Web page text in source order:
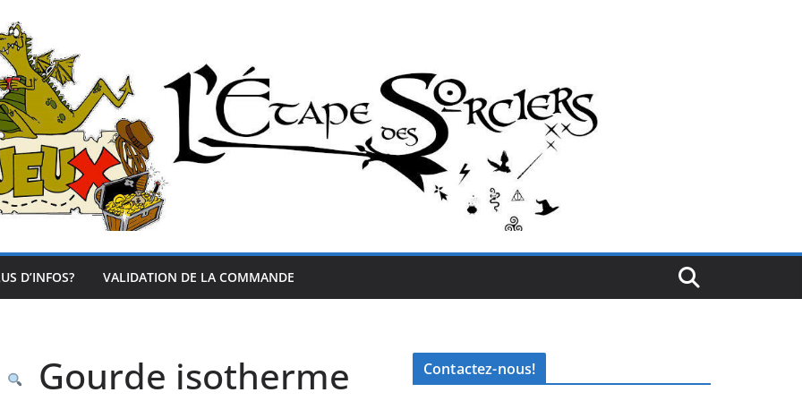
D’INFOS? VALIDATION DE LA COMMANDE
Gourde isotherme
Contactez-nous!